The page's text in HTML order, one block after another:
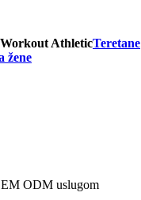
AthleticTeretane
žene
ODM uslugom